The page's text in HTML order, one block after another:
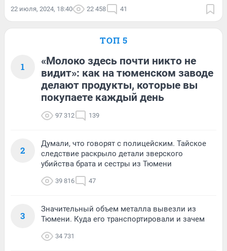
22 июля, 2024, 18:40 22 458 41
ТОП 5
1
«Молоко здесь почти никто не
видит»: как на тюменском заводе
делают продукты, которые вы
покупаете каждый день
97 312 139
2
Думали, что говорят с полицейским. Тайское
следствие раскрыло детали зверского
убийства брата и сестры из Тюмени
39 816 47
3
Значительный объем металла вывезли из
Тюмени. Куда его транспортировали и зачем
34 731